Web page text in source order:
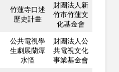
竹蓮寺口述
歷史計畫
財團法人新
竹市竹蓮文
化基金會
公共電視學
生劇展蘭潭
水怪
財團法人公
共電視文化
事業基金會